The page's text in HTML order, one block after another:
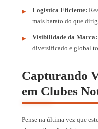
Logística Eficiente:
mais barato do que
Visibilidade da Marca:
diversificado e global
Capturando
em Clubes
Pense na última vez que